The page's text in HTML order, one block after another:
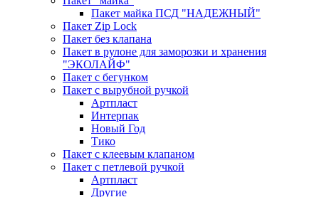
Пакет майка ПСД "НАДЕЖНЫЙ"
Пакет Zip Lock
Пакет без клапана
Пакет в рулоне для заморозки и хранения
"ЭКОЛАЙФ"
Пакет с бегунком
Пакет с вырубной ручкой
Артпласт
Интерпак
Новый Год
Тико
Пакет с клеевым клапаном
Пакет с петлевой ручкой
Артпласт
Другие